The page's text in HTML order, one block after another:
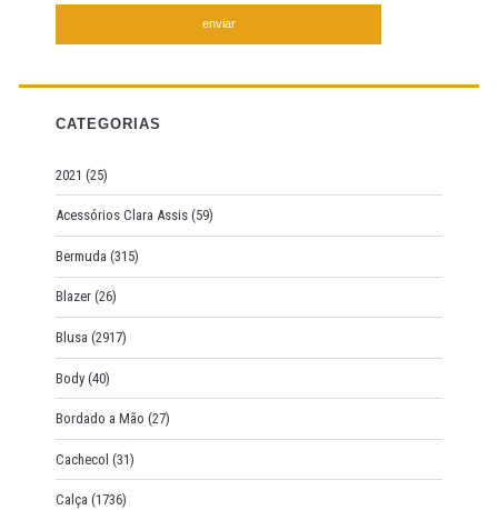
h
f
r
:
CATEGORIAS
2021 (25)
Acessórios Clara Assis (59)
Bermuda (315)
Blazer (26)
Blusa (2917)
Body (40)
Bordado a Mão (27)
Cachecol (31)
Calça (1736)